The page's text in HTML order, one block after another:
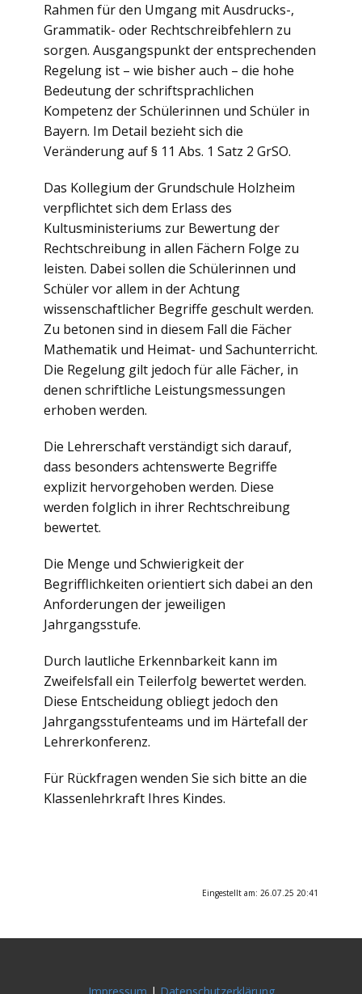
Rahmen für den Umgang mit Ausdrucks-,
Grammatik- oder Rechtschreibfehlern zu
sorgen. Ausgangspunkt der entsprechenden
Regelung ist – wie bisher auch – die hohe
Bedeutung der schriftsprachlichen
Kompetenz der Schülerinnen und Schüler in
Bayern. Im Detail bezieht sich die
Veränderung auf § 11 Abs. 1 Satz 2 GrSO.
Das Kollegium der Grundschule Holzheim
verpflichtet sich dem Erlass des
Kultusministeriums zur Bewertung der
Rechtschreibung in allen Fächern Folge zu
leisten. Dabei sollen die Schülerinnen und
Schüler vor allem in der Achtung
wissenschaftlicher Begriffe geschult werden.
Zu betonen sind in diesem Fall die Fächer
Mathematik und Heimat- und Sachunterricht.
Die Regelung gilt jedoch für alle Fächer, in
denen schriftliche Leistungsmessungen
erhoben werden.
Die Lehrerschaft verständigt sich darauf,
dass besonders achtenswerte Begriffe
explizit hervorgehoben werden. Diese
werden folglich in ihrer Rechtschreibung
bewertet.
Die Menge und Schwierigkeit der
Begrifflichkeiten orientiert sich dabei an den
Anforderungen der jeweiligen
Jahrgangsstufe.
Durch lautliche Erkennbarkeit kann im
Zweifelsfall ein Teilerfolg bewertet werden.
Diese Entscheidung obliegt jedoch den
Jahrgangsstufenteams und im Härtefall der
Lehrerkonferenz.
Für Rückfragen wenden Sie sich bitte an die
Klassenlehrkraft Ihres Kindes.
Eingestellt am: 26.07.25 20:41